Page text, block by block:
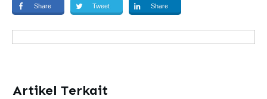
Share Tweet Share
Artikel Terkait